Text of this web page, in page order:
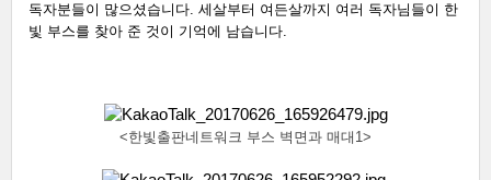
독자분들이 많으셨습니다. 세살부터 여든살까지 여러 독자님들이 한
빛 부스를 찾아 준 것이 기억에 남습니다.
<한빛출판네트워크 부스 벽면과 매대1>